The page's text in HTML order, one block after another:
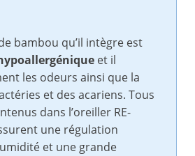
bambou qu’il intègre est
et il
les odeurs ainsi que la
et des acariens. Tous
dans l’oreiller RE-
une régulation
et une grande